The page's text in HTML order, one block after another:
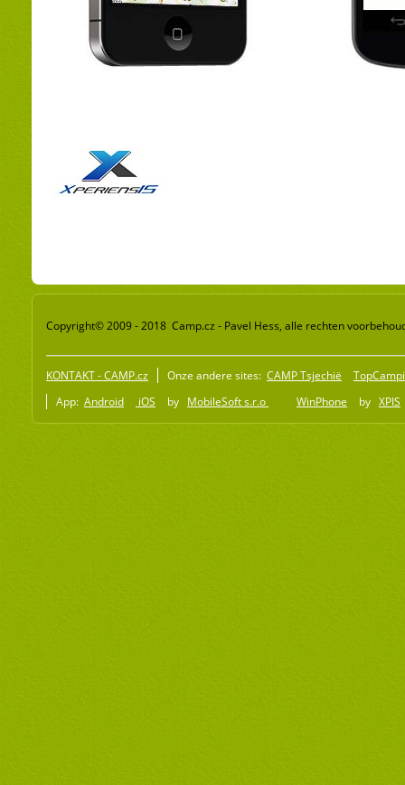
Copyright© 2009 - 2018 Camp.cz - Pavel Hess, alle rechten
KONTAKT - CAMP.cz Onze andere sites: CAMP Tsjechië
App: Android iOS by MobileSoft s.r.o WinPhone by XPIS